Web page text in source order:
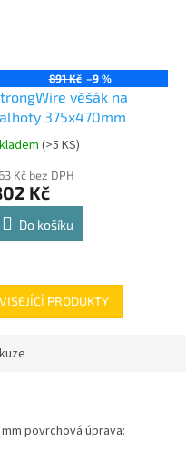
891 Kč –9 %
věšák na
375x470mm
4,8
(>5 KS)
Kč bez DPH
Kč
Do košíku
PRODUKTY
povrchová úprava: